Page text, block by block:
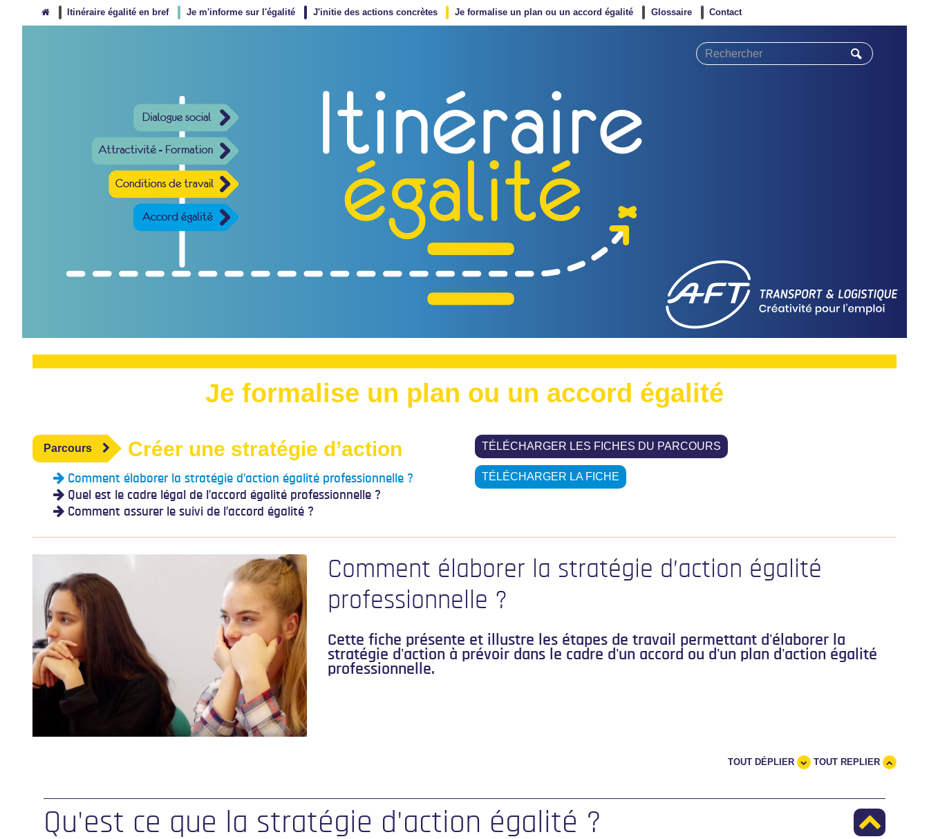
Itinéraire égalité en bref Je m'informe sur l'égalité J'initie des actions concrètes Je formalise un plan ou un accord égalité Glossaire Contact
Je formalise un plan ou un accord égalité
Parcours Créer une stratégie d’action
Comment élaborer la stratégie d’action égalité professionnelle ?
Quel est le cadre légal de l’accord égalité professionnelle ?
Comment assurer le suivi de l’accord égalité ?
TÉLÉCHARGER LES FICHES DU PARCOURS
TÉLÉCHARGER LA FICHE
Comment élaborer la stratégie d’action égalité
professionnelle ?
Cette fiche présente et illustre les étapes de travail permettant d'élaborer la
stratégie d'action à prévoir dans le cadre d'un accord ou d'un plan d'action égalité
professionnelle.
TOUT DÉPLIER TOUT REPLIER
Qu'est ce que la stratégie d'action égalité ?